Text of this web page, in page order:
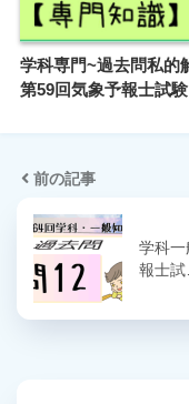
学科専門~過去問私的
第59回気象予報士試験
前の記事
学科
報士試